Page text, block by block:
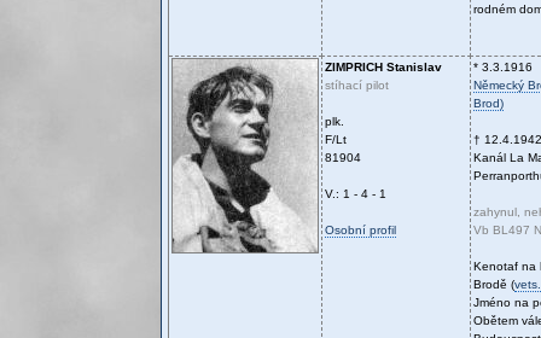
rodném
ZIMPRICH Stanislav
stíhací pilot
plk.
F/Lt
81904
V.: 1 - 4 - 1
Osobní profil
* 3.3.1916
Německý
Brod)
† 12.4.1942
Kanál La
zahynul,
Vb BL497
Kenotaf na
Brodě (
Jméno na
Obětem